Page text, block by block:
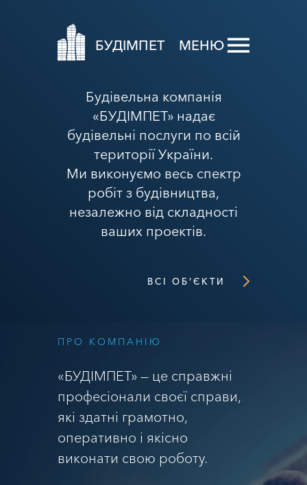
БУДІМПЕТ МЕНЮ
Будівельна компанія
«БУДІМПЕТ» надає
будівельні послуги по всій
території України.
Ми виконуємо весь спектр
робіт з будівництва,
незалежно від складності
ваших проектів.
ВСІ ОБ’ЄКТИ
ПРО КОМПАНІЮ
«БУДІМПЕТ» — це справжні
професіонали своєї справи,
які здатні грамотно,
оперативно і якісно
виконати свою роботу.